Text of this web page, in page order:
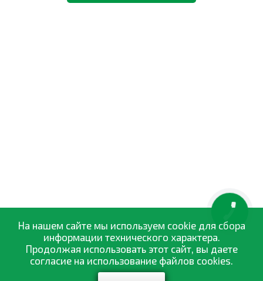
На нашем сайте мы используем cookie для сбора
информации технического характера.
Продолжая использовать этот сайт, вы даете
согласие на использование файлов cookies.